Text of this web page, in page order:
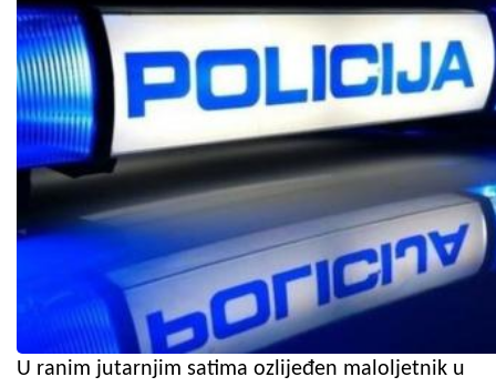
U ranim jutarnjim satima ozlijeđen maloljetnik u